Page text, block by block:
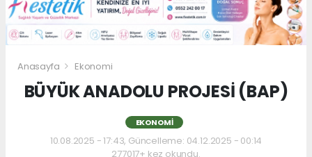
Anasayfa Ekonomi
BÜYÜK ANADOLU PROJESİ (BAP)
EKONOMI
10.08.2025 - 17:43, Güncelleme: 04.12.2025 - 00:14
277017+ kez okundu.